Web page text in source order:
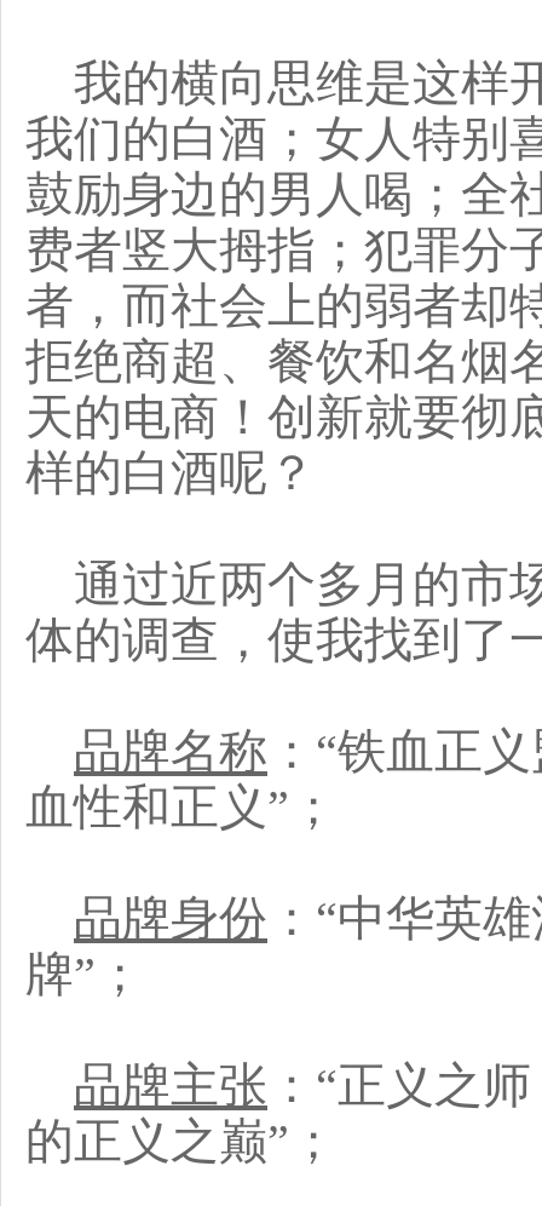
我的横向思维是这样
我们的白酒；女人特别
鼓励身边的男人喝；全
费者竖大拇指；犯罪分
者，而社会上的弱者却
拒绝商超、餐饮和名烟
天的电商！创新就要彻
样的白酒呢？
通过近两个多月的市
体的调查，使我找到了
品牌名称 ：“铁血正
血性和正义”；
品牌身份 ：“中华英
牌”；
品牌主张 ：“正义之
的正义之巅”；